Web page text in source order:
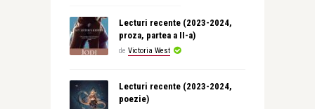
Lecturi recente (2023-2024,
proza, partea a II-a)
de Victoria West
Lecturi recente (2023-2024,
poezie)